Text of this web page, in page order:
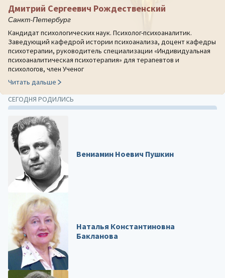
Дмитрий Сергеевич Рождественский
Санкт-Петербург
Кандидат психологических наук. Психолог-психоаналитик.
Заведующий кафедрой истории психоанализа, доцент кафедры
психотерапии, руководитель специализации «Индивидуальная
психоаналитическая психотерапия» для терапевтов и
психологов, член Ученог
Читать дальше
СЕГОДНЯ РОДИЛИСЬ
Вениамин Ноевич Пушкин
Наталья Константиновна
Бакланова